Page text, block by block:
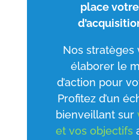
place
Nos stratèges
élaborer le
d’action pour
Profitez d’un
bienveillant sur
et vos objectifs